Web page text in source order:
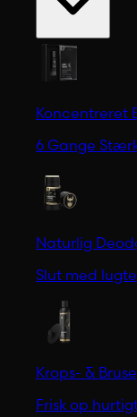
Koncentreret
6 Gange
Naturlig
Slut med
Krops- &
Frisk op